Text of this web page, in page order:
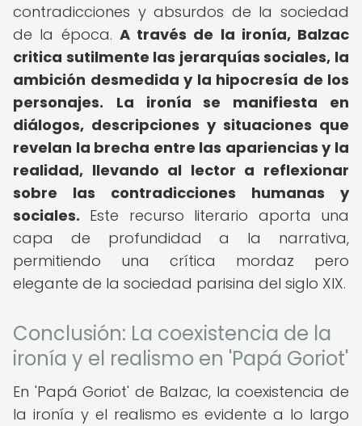
contradicciones y absurdos de la sociedad
de la época. A través de la ironía, Balzac
critica sutilmente las jerarquías sociales, la
ambición desmedida y la hipocresía de los
personajes.
La ironía se manifiesta en
diálogos, descripciones y situaciones que
revelan la brecha entre las apariencias y la
realidad, llevando al lector a reflexionar
sobre las contradicciones humanas y
sociales. Este recurso literario aporta una
capa de profundidad a la narrativa,
permitiendo una crítica mordaz pero
elegante de la sociedad parisina del siglo XIX.
Conclusión: La coexistencia de la
ironía y el realismo en 'Papá Goriot'
En 'Papá Goriot' de Balzac, la coexistencia de
la ironía y el realismo es evidente a lo largo